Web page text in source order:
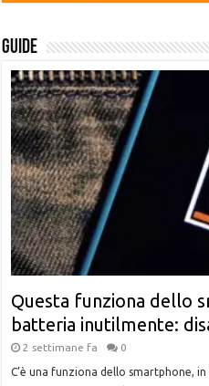
Guide
Questa funziona dello
batteria inutilmente:
2 settimane fa 0
C’è una funziona dello smartphone,